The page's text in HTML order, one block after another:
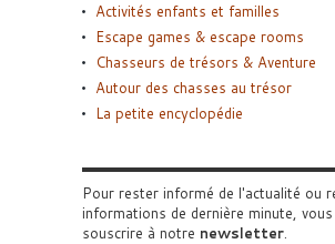
Activités enfants et familles
Escape games & escape rooms
Chasseurs de trésors & Aventure
Autour des chasses au trésor
La petite encyclopédie
Pour rester informé de l'actualité ou
informations de dernière minute,
souscrire à notre newsletter.